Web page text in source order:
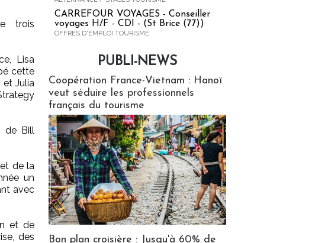
trois
Lisa
cette
Julia
de Bill
de la
un
avec
et de
des
CARREFOUR VOYAGES - Conseiller
voyages H/F - CDI - (St Brice (77))
OFFRES D'EMPLOI TOURISME
PUBLI-NEWS
Coopération France-Vietnam : Hanoï
veut séduire les professionnels
français du tourisme
Bon plan croisière : Jusqu'à 60% de